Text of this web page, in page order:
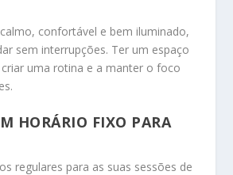
confortável e bem iluminado,
sem interrupções. Ter um espaço
uma rotina e a manter o foco
HORÁRIO FIXO PARA
regulares para as suas sessões de